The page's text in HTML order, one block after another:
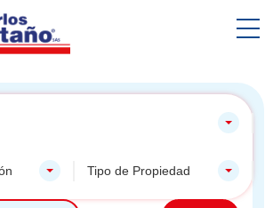
Tipo de Propiedad